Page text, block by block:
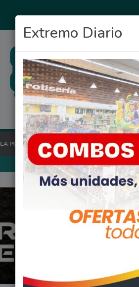
LA POSTA HOY OCIO DEPORTES
Extremo Diario